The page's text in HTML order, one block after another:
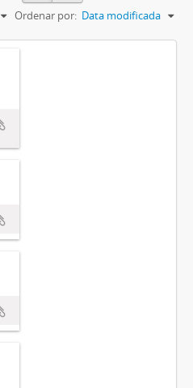
Ordenar por: Data modificada